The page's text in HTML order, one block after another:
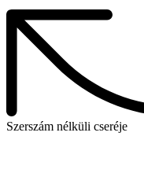
Szerszám nélküli cseréje